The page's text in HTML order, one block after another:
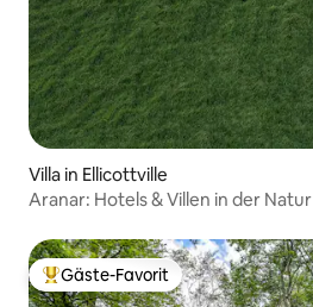
Villa in Ellicottville
Aranar: Hotels & Villen in der Natur
Beliebter Gäste-Favorit.
Gäste-Favorit